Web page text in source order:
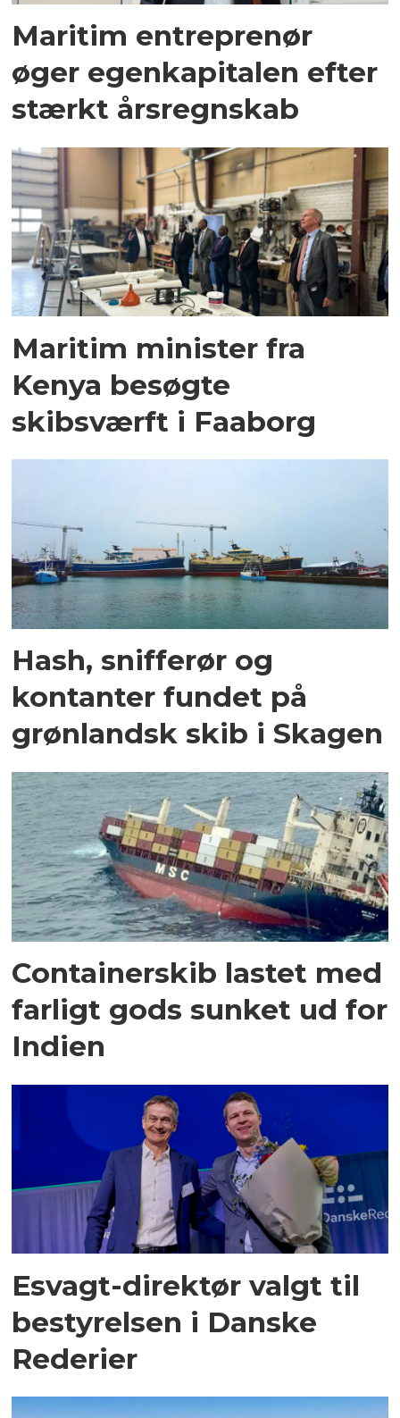
Maritim entreprenør
øger egenkapitalen efter
stærkt årsregnskab
Maritim minister fra
Kenya besøgte
skibsværft i Faaborg
Hash, snifferør og
kontanter fundet på
grønlandsk skib i Skagen
Containerskib lastet med
farligt gods sunket ud for
Indien
Esvagt-direktør valgt til
bestyrelsen i Danske
Rederier